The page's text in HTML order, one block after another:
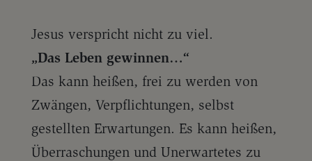
Jesus verspricht nicht zu viel.
„Das Leben gewinnen…“
Das kann heißen, frei zu werden von
Zwängen, Verpflichtungen, selbst
gestellten Erwartungen. Es kann heißen,
Überraschungen und Unerwartetes zu